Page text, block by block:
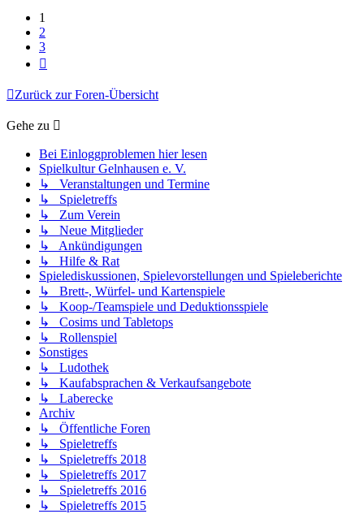
1
2
3
Zurück zur Foren-Übersicht
Gehe zu
Bei Einloggproblemen hier lesen
Spielkultur Gelnhausen e. V.
↳ Veranstaltungen und Termine
↳ Spieletreffs
↳ Zum Verein
↳ Neue Mitglieder
↳ Ankündigungen
↳ Hilfe & Rat
Spielediskussionen, Spielevorstellungen und Spieleberichte
↳ Brett-, Würfel- und Kartenspiele
↳ Koop-/Teamspiele und Deduktionsspiele
↳ Cosims und Tabletops
↳ Rollenspiel
Sonstiges
↳ Ludothek
↳ Kaufabsprachen & Verkaufsangebote
↳ Laberecke
Archiv
↳ Öffentliche Foren
↳ Spieletreffs
↳ Spieletreffs 2018
↳ Spieletreffs 2017
↳ Spieletreffs 2016
↳ Spieletreffs 2015